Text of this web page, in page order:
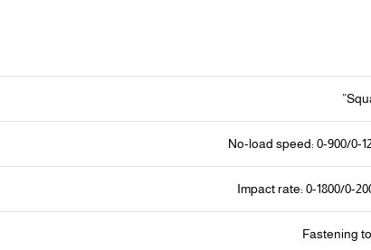
No-load speed: 0-900/0-
Impact rate: 0-1800/0-
Fastening